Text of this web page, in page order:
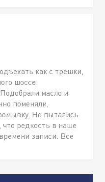
как с трешки,
шоссе.
масло и
поменяли,
Не пытались
что редкость в наше
записи. Все